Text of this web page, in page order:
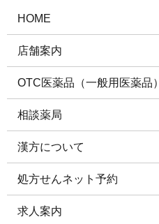
HOME
店舗案内
OTC医薬品（一般用医薬品）
相談薬局
漢方について
処方せんネット予約
求人案内